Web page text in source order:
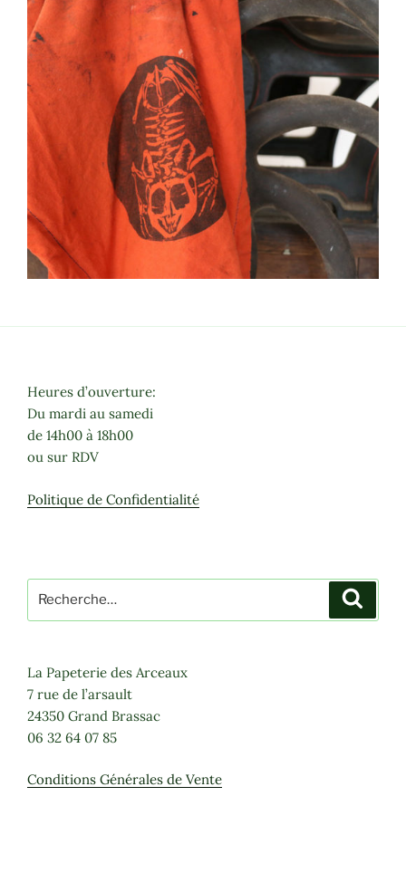
Heures d’ouverture:
Du mardi au samedi
de 14h00 à 18h00
ou sur RDV
Politique de Confidentialité
pour
La Papeterie des Arceaux
7 rue de l’arsault
24350 Grand Brassac
06 32 64 07 85
Conditions Générales de Vente